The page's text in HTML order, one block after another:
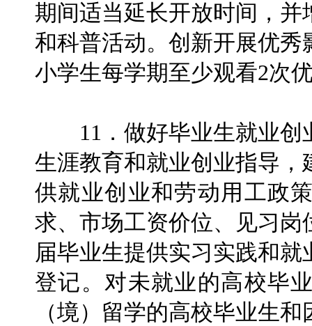
期间适当延长开放时间，
和科普活动。创新开展优
小学生每学期至少观看2次
11．做好毕业生就业创
生涯教育和就业创业指导
供就业创业和劳动用工政
求、市场工资价位、见习
届毕业生提供实习实践和
登记。对未就业的高校毕
（境）留学的高校毕业生